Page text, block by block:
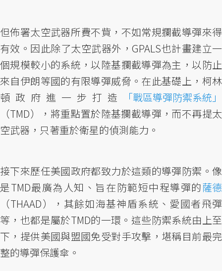
但佈署太空武器所費不貲，不如常規攔截導彈來得
有效。因此除了太空武器外，GPALS也計畫建立一
個規模較小的系統，以陸基攔截導彈為主，以防止
來自伊朗等國的有限導彈威脅。在此基礎上，柯林
頓政府進一步打造
「戰區導彈防禦系統」
（TMD），將重點置於陸基攔截導彈，而不再提太
空武器，只著重於衛星的偵測能力。
接下來歷任美國政府都致力於這類的導彈防禦。像
是TMD最廣為人知、旨在防範短中程導彈的薩德
（THAAD），其餘如海基神盾系統、愛國者飛彈
等，也都是屬於TMD的一環。這些防禦系統由上至
下，提供美國與盟國免受對手攻擊，堪稱目前最完
整的導彈保護傘。